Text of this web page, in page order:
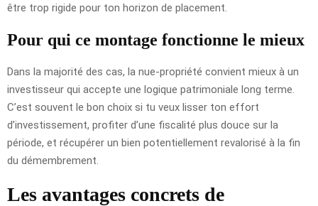
être trop rigide pour ton horizon de placement.
Pour qui ce montage fonctionne le mieux
Dans la majorité des cas, la nue-propriété convient mieux à un
investisseur qui accepte une logique patrimoniale long terme.
C’est souvent le bon choix si tu veux lisser ton effort
d’investissement, profiter d’une fiscalité plus douce sur la
période, et récupérer un bien potentiellement revalorisé à la fin
du démembrement.
Les avantages concrets de